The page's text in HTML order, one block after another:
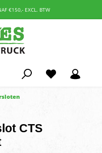
€150,- EXCL. BTW
CTS